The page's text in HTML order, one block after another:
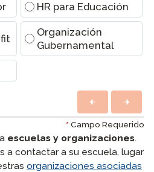
HR para Educación
Organización
Gubernamental
* Campo Requerido
escuelas y organizaciones.
a contactar a su escuela, lugar
organizaciones asociadas